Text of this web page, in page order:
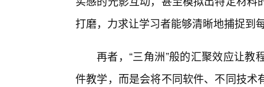
打磨，力求让学习者能够清晰地捕捉到
再者，“三角洲”般的汇聚效应让
件教学，而是会将不同软件、不同技